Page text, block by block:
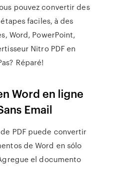
pouvez convertir des
faciles, à des
Word, PowerPoint,
Nitro PDF en
Réparé!
Word en ligne
Email
PDF puede convertir
de Word en sólo
el documento